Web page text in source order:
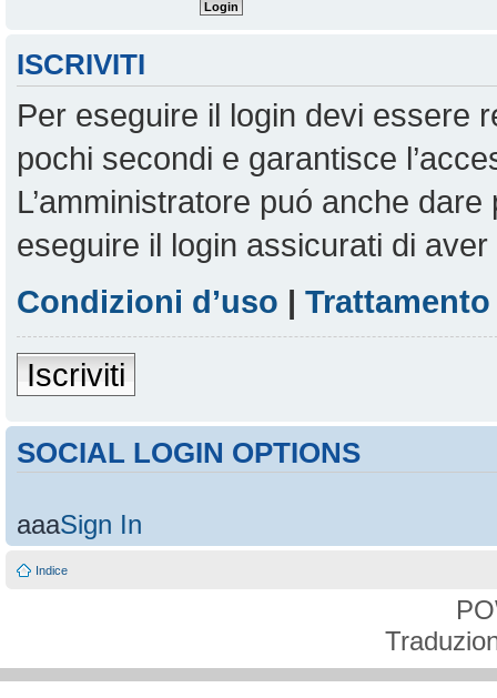
ISCRIVITI
Per eseguire il login devi essere
pochi secondi e garantisce
L’amministratore puó anche
eseguire il login assicurati di
Condizioni d’uso |
Iscriviti
SOCIAL LOGIN OPTIONS
aaaSign In
Indice